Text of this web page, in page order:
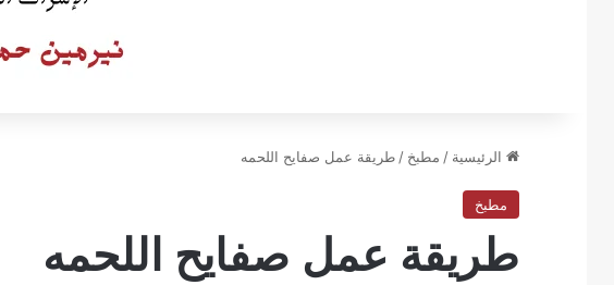
الرئيسية / مطبخ / طريقة عمل صفايح اللحمه
مطبخ
طريقة عمل صفايح اللحمه